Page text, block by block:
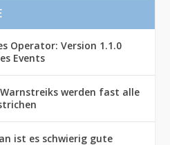
Operator: Version 1.1.0
Events
werden fast alle
ist es schwierig gute